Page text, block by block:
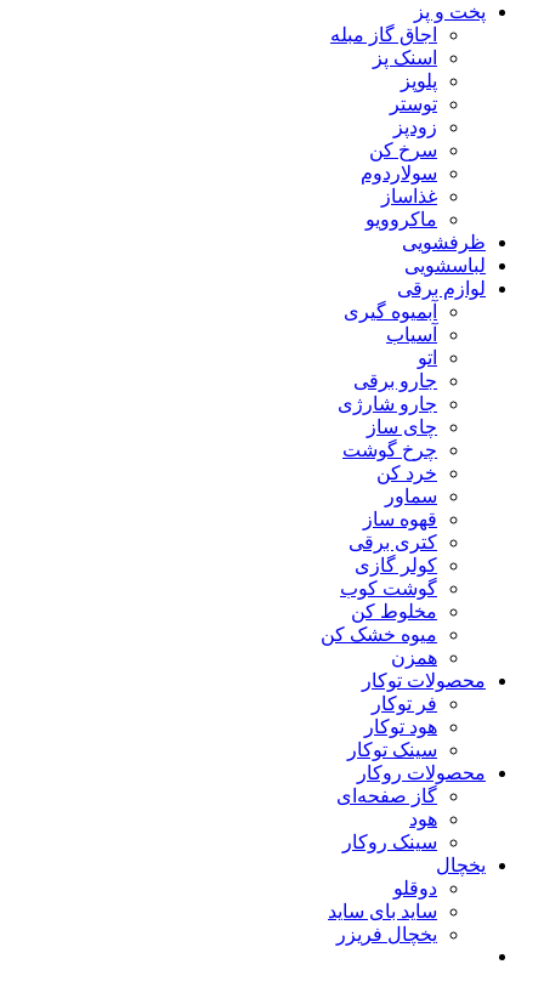
پخت و پز
اجاق گاز مبله
اسنک پز
پلوپز
توستر
زودپز
سرخ کن
سولاردوم
غذاساز
ماکروویو
ظرفشویی
لباسشویی
لوازم برقی
آبمیوه گیری
آسیاب
اتو
جارو برقی
جارو شارژی
چای ساز
چرخ گوشت
خرد کن
سماور
قهوه ساز
کتری برقی
کولر گازی
گوشت کوب
مخلوط کن
میوه خشک کن
همزن
محصولات توکار
فر توکار
هود توکار
سینک توکار
محصولات روکار
گاز صفحه‌ای
هود
سینک روکار
یخچال
دوقلو
ساید بای ساید
یخچال فریزر